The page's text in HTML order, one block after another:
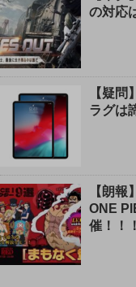
の対応
【疑
ラグは
【朗報
ONE
催！！